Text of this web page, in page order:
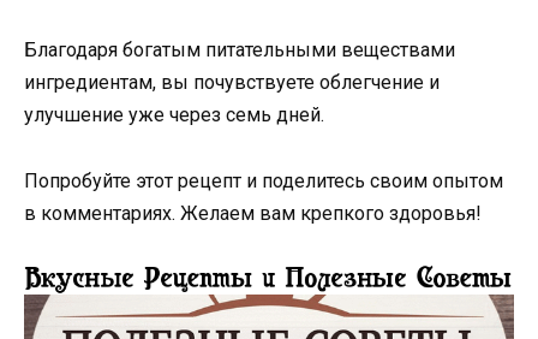
Благодаря богатым питательными веществами
ингредиентам, вы почувствуете облегчение и
улучшение уже через семь дней.
Попробуйте этот рецепт и поделитесь своим опытом
в комментариях. Желаем вам крепкого здоровья!